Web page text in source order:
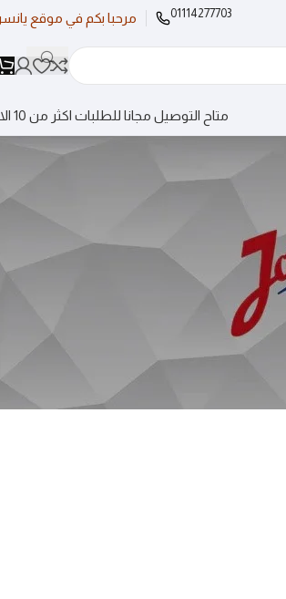
01114277703 مرحبا بكم في موقع
متاح التوصيل مجانا للطلبات اكثر من 10 الاف جنية❤